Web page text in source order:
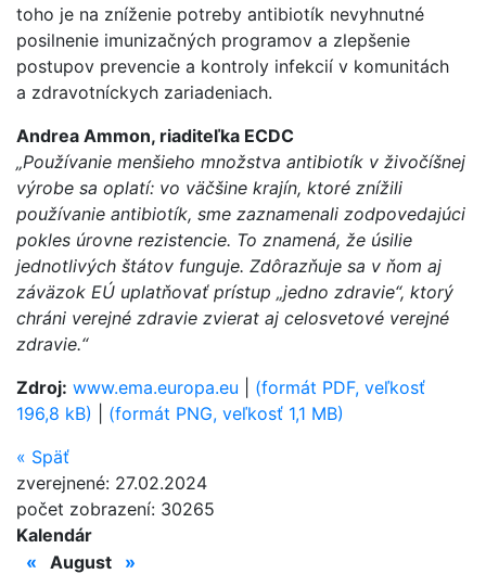
Kalendár
«
August
»
toho je na zníženie potreby antibiotík nevyhnutné
posilnenie imunizačných programov a zlepšenie
postupov prevencie a kontroly infekcií v komunitách
a zdravotníckych zariadeniach.
Andrea Ammon, riaditeľka ECDC
„Používanie menšieho množstva antibiotík v živočíšnej
výrobe sa oplatí: vo väčšine krajín, ktoré znížili
používanie antibiotík, sme zaznamenali zodpovedajúci
pokles úrovne rezistencie. To znamená, že úsilie
jednotlivých štátov funguje. Zdôrazňuje sa v ňom aj
záväzok EÚ uplatňovať prístup „jedno zdravie“, ktorý
chráni verejné zdravie zvierat aj celosvetové verejné
zdravie.“
Zdroj: www.ema.europa.eu
(formát PDF, veľkosť
196,8 kB)
(formát PNG, veľkosť 1,1 MB)
« Späť
zverejnené: 27.02.2024
počet zobrazení: 30265